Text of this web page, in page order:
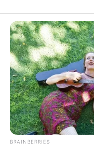
ทำนาย ดว
สัญลักษณ์
Horoscope.Mthai.com จะ
สัญลักษณ์คู่ โดยยึดถือวันเกิด
รักคุณจะเป็นไง จะแม่นไหมต้
BRAINBERRIES